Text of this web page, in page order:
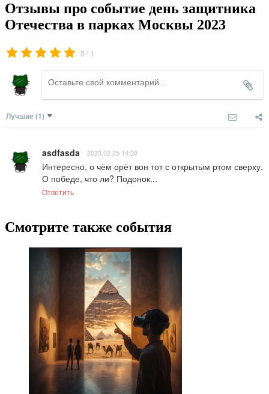
Отзывы про событие день защитника
Отечества в парках Москвы 2023
5 / 1
Лучшие (1)
asdfasda 2023.02.25 14:28
Интересно, о чём орёт вон тот с открытым ртом сверху.
О победе, что ли? Подонок...
Ответить
Смотрите также события